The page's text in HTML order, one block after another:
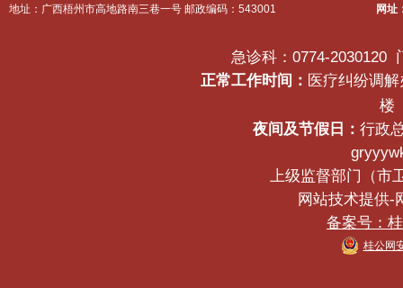
网址
地址：广西梧州市高地路南三巷一号 邮政编码：543001
急诊科：0774-2030120
正常工作时间： 医疗纠纷调
楼
夜间及节假日： 行政
上级监督部门（市
网站技术提供-
备案号：
桂公网